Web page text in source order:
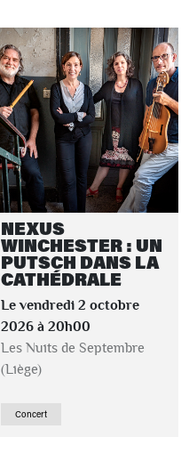
NEXUS
WINCHESTER : UN
PUTSCH DANS LA
CATHÉDRALE
Le vendredi 2 octobre
2026 à 20h00
Les Nuits de Septembre
(Liège)
Concert